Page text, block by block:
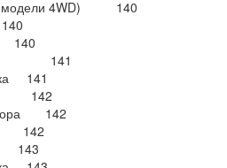
(модели 4WD) 140
140
141
141
142
142
142
143